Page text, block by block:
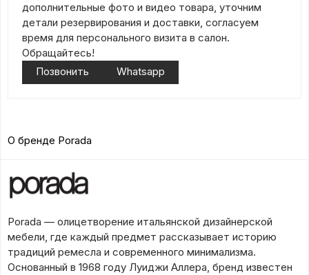
дополнительные фото и видео товара, уточним
детали резервирования и доставки, согласуем
время для персонального визита в салон.
Обращайтесь!
Позвонить
Whatsapp
О бренде Porada
Porada — олицетворение итальянской дизайнерской
мебели, где каждый предмет рассказывает историю
традиций ремесла и современного минимализма.
Основанный в 1968 году Луиджи Аллера, бренд известен